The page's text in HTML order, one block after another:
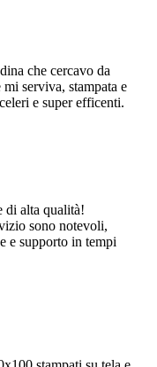
che cercavo da
serviva, stampata e
e super efficenti.
di alta qualità!
sono notevoli,
e supporto in tempi